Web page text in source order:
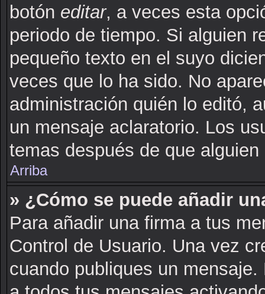
botón editar, a veces esta
periodo de tiempo. Si alguien
pequeño texto en el suyo
veces que lo ha sido. No
administración quién lo editó,
un mensaje aclaratorio. Los
temas después de que
Arriba
» ¿Cómo se puede añadir
Para añadir una firma a tus
Control de Usuario. Una vez
cuando publiques un